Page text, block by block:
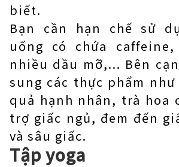
biết.
Bạn cần hạn chế sử
uống có chứa
nhiều dầu mỡ,... Bên
sung các thực phẩm
quả hạnh nhân, trà hoa
trợ giấc ngủ, đem đến
và sâu giấc.
Tập yoga